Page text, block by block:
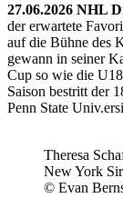
27.06.2026 NHL
der erwartete
auf die Bühne des
gewann in seiner
Cup so wie die
Saison bestritt der
Penn State
Theresa
New York
© Evan